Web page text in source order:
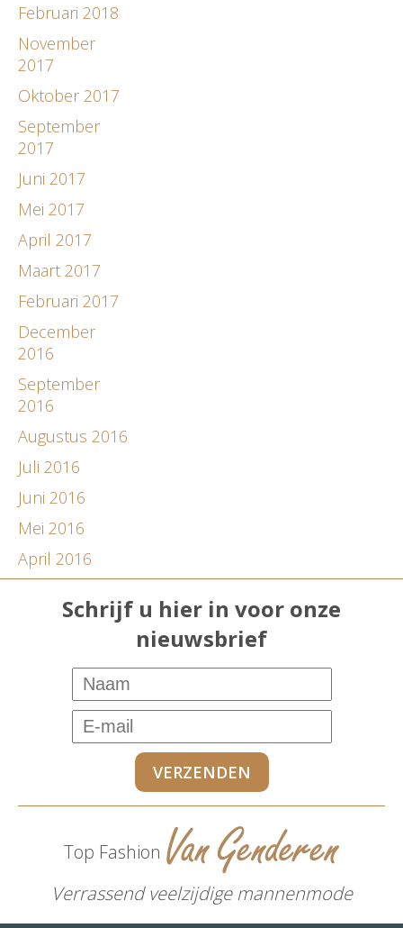
Februari 2018
November
2017
Oktober 2017
September
2017
Juni 2017
Mei 2017
April 2017
Maart 2017
Februari 2017
December
2016
September
2016
Augustus 2016
Juli 2016
Juni 2016
Mei 2016
April 2016
Schrijf u hier in voor onze
nieuwsbrief
Top Fashion
Verrassend veelzijdige mannenmode